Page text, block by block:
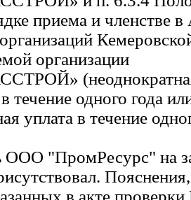
приема и членстве
организации
течение одного года
уплата в течение
ООО "ПромРесурс" на
в акте